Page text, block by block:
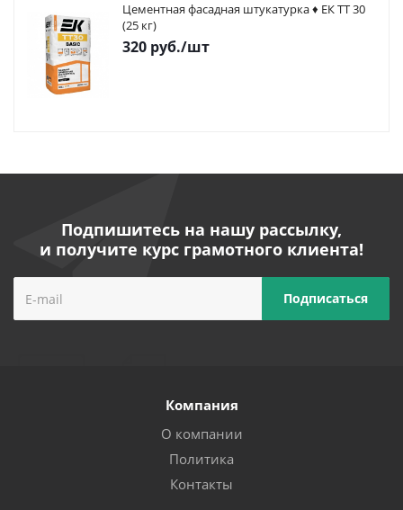
Цементная фасадная штукатурка ♦ ЕК ТТ 30
(25 кг)
320 руб./шт
Подпишитесь на нашу рассылку,
и получите курс грамотного клиента!
Компания
О компании
Политика
Контакты